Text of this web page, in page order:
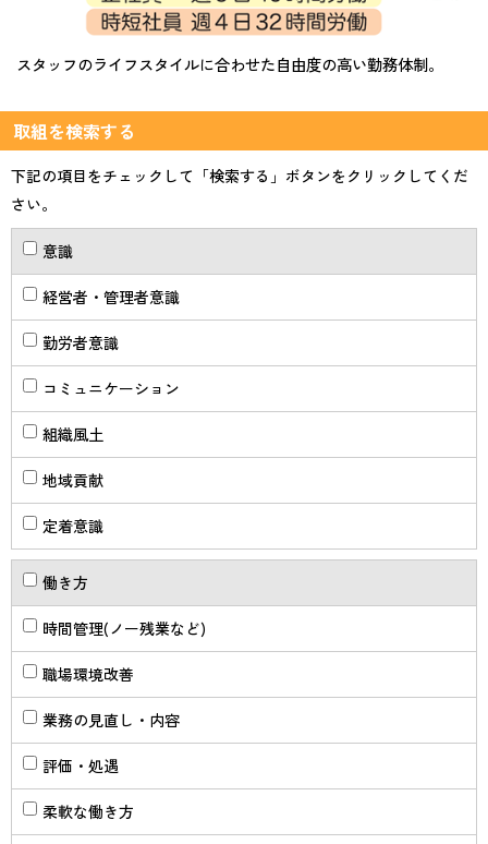
スタッフのライフスタイルに合わせた自由度の高い勤務体制。
取組を検索する
下記の項目をチェックして「検索する」ボタンをクリックしてくだ
さい。
意識
経営者・管理者意識
勤労者意識
コミュニケーション
組織風土
地域貢献
定着意識
働き方
時間管理(ノー残業など)
職場環境改善
業務の見直し・内容
評価・処遇
柔軟な働き方